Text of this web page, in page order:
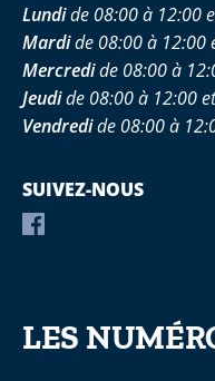
Lundide 08:00 à 12:00
Mardide 08:00 à 12:00
Mercredide 08:00 à
Jeudide 08:00 à 12:00
Vendredide 08:00 à
SUIVEZ-NOUS
LES